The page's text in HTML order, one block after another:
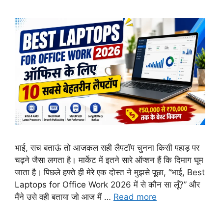
भाई, सच बताऊं तो आजकल सही लैपटॉप चुनना किसी पहाड़ पर
चढ़ने जैसा लगता है। मार्केट में इतने सारे ऑप्शन हैं कि दिमाग घूम
जाता है। पिछले हफ्ते ही मेरे एक दोस्त ने मुझसे पूछा, “भाई, Best
Laptops for Office Work 2026 में से कौन सा लूँ?” और
मैंने उसे वही बताया जो आज मैं … Read more